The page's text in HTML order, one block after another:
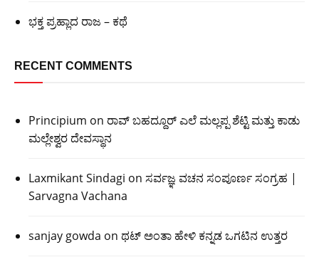
ಭಕ್ತ ಪ್ರಹ್ಲಾದ ರಾಜ – ಕಥೆ
RECENT COMMENTS
Principium on ರಾವ್ ಬಹದ್ದೂರ್ ಎಲೆ ಮಲ್ಲಪ್ಪ ಶೆಟ್ಟಿ ಮತ್ತು ಕಾಡು
ಮಲ್ಲೇಶ್ವರ ದೇವಸ್ಥಾನ
Laxmikant Sindagi on ಸರ್ವಜ್ಞ ವಚನ ಸಂಪೂರ್ಣ ಸಂಗ್ರಹ |
Sarvagna Vachana
sanjay gowda on ಥಟ್ ಅಂತಾ ಹೇಳಿ ಕನ್ನಡ ಒಗಟಿನ ಉತ್ತರ